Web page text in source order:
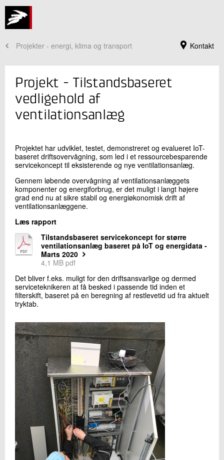
Kontakt
Projekter - energi, klima og transport
Jeg er din kontaktperson
Pia Rasmussen
Centerchef
Energieffektivisering og Ventilation
+45 72 20 11 89
Send e-mail
Skriv til mig
Send
Projekt - Tilstandsbaseret
vedligehold af
ventilationsanlæg
Projektet har udviklet, testet, demonstreret og evalueret IoT-
baseret driftsovervågning, som led i et ressourcebesparende
servicekoncept til eksisterende og nye ventilationsanlæg.
Gennem løbende overvågning af ventilationsanlæggets
komponenter og energiforbrug, er det muligt i langt højere
grad end nu at sikre stabil og energiøkonomisk drift af
ventilationsanlæggene.
Læs rapport
Tilstandsbaseret servicekoncept for større
ventilationsanlæg baseret på IoT og energidata -
Marts 2020
4,1 MB pdf
Det bliver f.eks. muligt for den driftsansvarlige og dermed
serviceteknikeren at få besked i passende tid inden et
filterskift, baseret på en beregning af restlevetid ud fra aktuelt
tryktab.